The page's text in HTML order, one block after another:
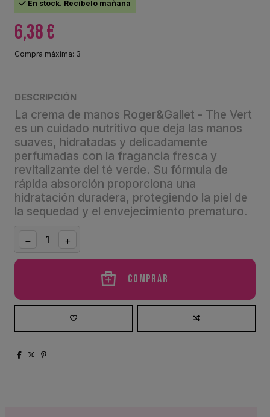
En stock. Recíbelo mañana
6,38 €
Compra máxima: 3
DESCRIPCIÓN
La crema de manos Roger&Gallet - The Vert
es un cuidado nutritivo que deja las manos
suaves, hidratadas y delicadamente
perfumadas con la fragancia fresca y
revitalizante del té verde. Su fórmula de
rápida absorción proporciona una
hidratación duradera, protegiendo la piel de
la sequedad y el envejecimiento prematuro.
Comprar